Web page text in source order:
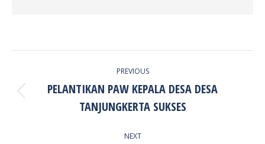
PREVIOUS
Previous
post:
PELANTIKAN PAW KEPALA DESA DESA
TANJUNGKERTA SUKSES
NEXT